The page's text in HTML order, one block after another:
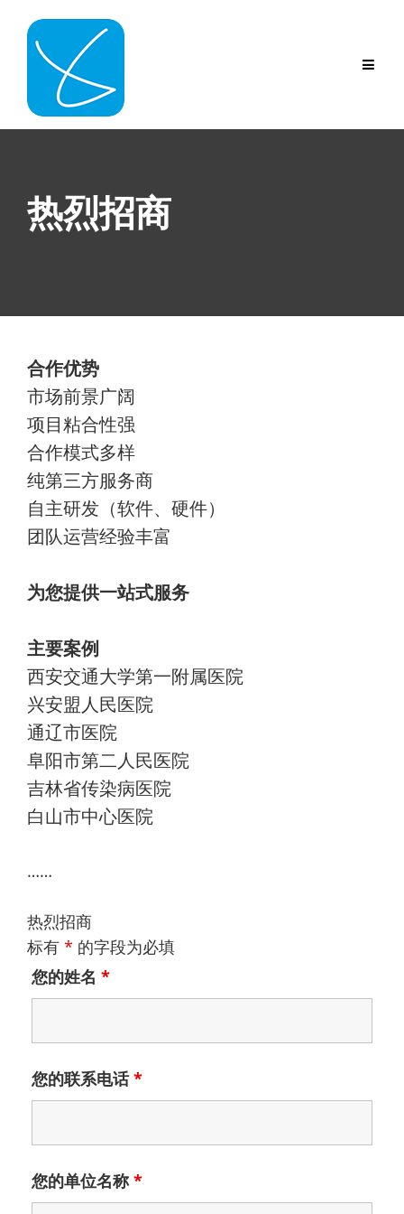
content
热烈招商
合作优势
市场前景广阔
项目粘合性强
合作模式多样
纯第三方服务商
自主研发（软件、硬件）
团队运营经验丰富
为您提供一站式服务
主要案例
西安交通大学第一附属医院
兴安盟人民医院
通辽市医院
阜阳市第二人民医院
吉林省传染病医院
白山市中心医院
……
热烈招商
标有 * 的字段为必填
您的姓名 *
您的联系电话*
您的单位名称 *